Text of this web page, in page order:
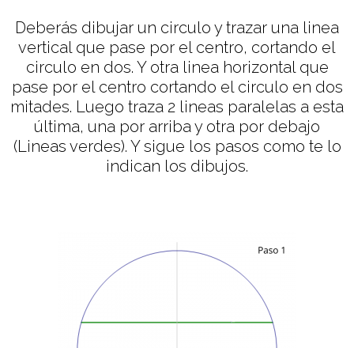
Deberás dibujar un circulo y trazar una linea
vertical que pase por el centro, cortando el
circulo en dos. Y otra linea horizontal que
pase por el centro cortando el circulo en dos
mitades. Luego traza 2 lineas paralelas a esta
última, una por arriba y otra por debajo
(Lineas verdes). Y sigue los pasos como te lo
indican los dibujos.